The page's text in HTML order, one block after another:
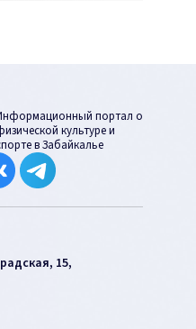
портал о
культуре и
в Забайкалье
15,